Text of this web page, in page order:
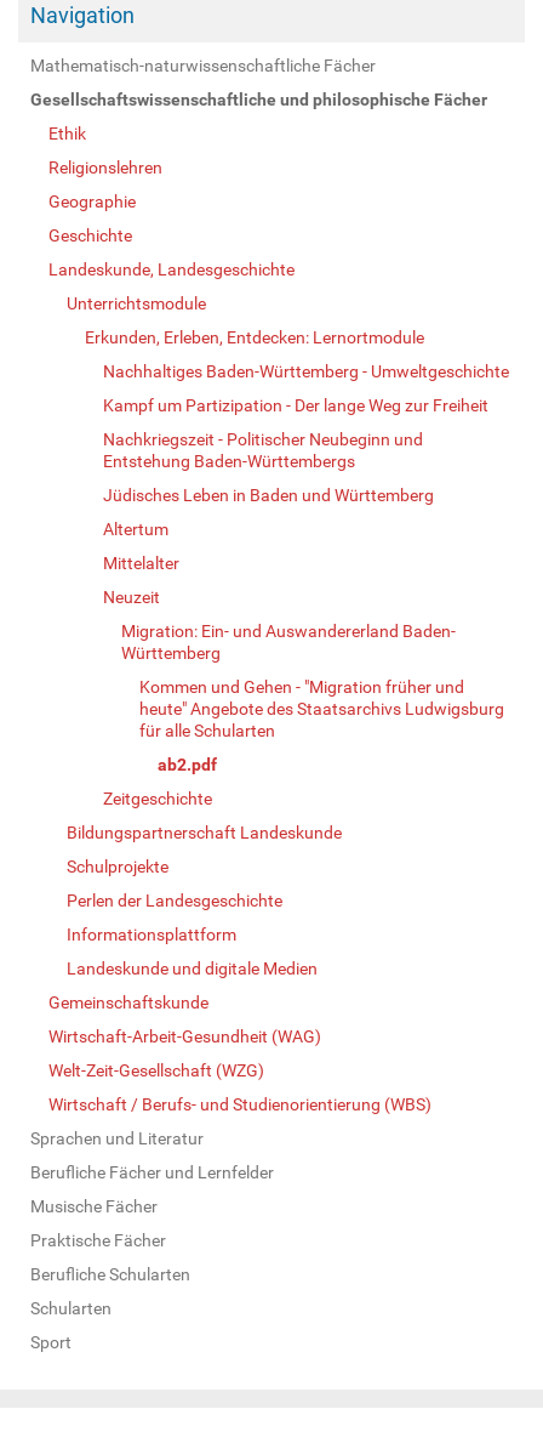
Navigation
Mathematisch-naturwissenschaftliche Fächer
Gesellschaftswissenschaftliche und philosophische Fächer
Ethik
Religionslehren
Geographie
Geschichte
Landeskunde, Landesgeschichte
Unterrichtsmodule
Erkunden, Erleben, Entdecken: Lernortmodule
Nachhaltiges Baden-Württemberg - Umweltgeschichte
Kampf um Partizipation - Der lange Weg zur Freiheit
Nachkriegszeit - Politischer Neubeginn und
Entstehung Baden-Württembergs
Jüdisches Leben in Baden und Württemberg
Altertum
Mittelalter
Neuzeit
Migration: Ein- und Auswandererland Baden-
Württemberg
Kommen und Gehen - "Migration früher und
heute" Angebote des Staatsarchivs Ludwigsburg
für alle Schularten
ab2.pdf
Zeitgeschichte
Bildungspartnerschaft Landeskunde
Schulprojekte
Perlen der Landesgeschichte
Informationsplattform
Landeskunde und digitale Medien
Gemeinschaftskunde
Wirtschaft-Arbeit-Gesundheit (WAG)
Welt-Zeit-Gesellschaft (WZG)
Wirtschaft / Berufs- und Studienorientierung (WBS)
Sprachen und Literatur
Berufliche Fächer und Lernfelder
Musische Fächer
Praktische Fächer
Berufliche Schularten
Schularten
Sport